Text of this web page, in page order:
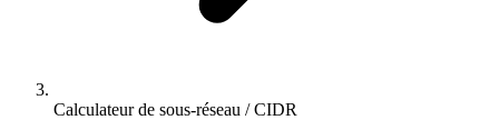
Calculateur de sous-réseau / CIDR